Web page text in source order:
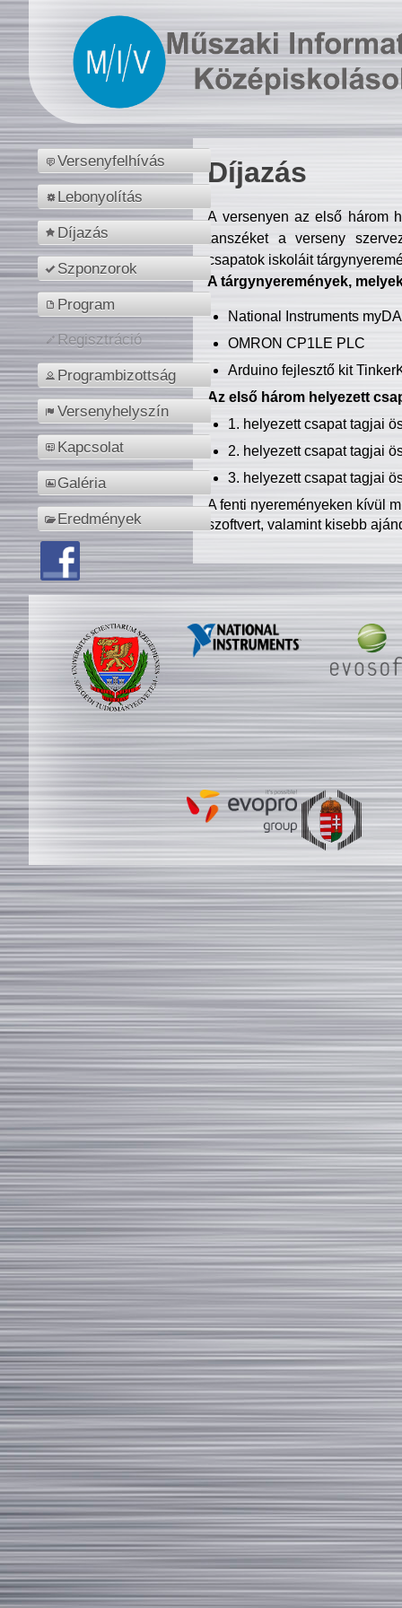
Versenyfelhívás
Lebonyolítás
Díjazás
Szponzorok
Program
Regisztráció
Programbizottság
Versenyhelyszín
Kapcsolat
Galéria
Eredmények
Díjazás
A versenyen az első három
tanszéket a verseny
csapatok iskoláit
A tárgynyeremények,
National Instruments
OMRON CP1LE PLC
Arduino fejlesztő kit
Az első három helyezett
1. helyezett csapat tagjai
2. helyezett csapat tagjai
3. helyezett csapat tagjai
A fenti nyereményeken kívül
szoftvert, valamint kisebb